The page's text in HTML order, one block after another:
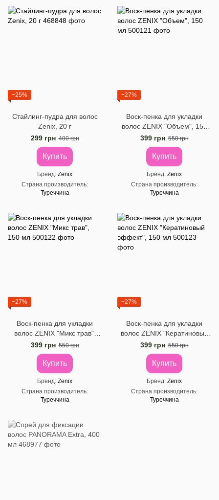
−25%
Стайлинг-пудра для волос
Zenix, 20 г
299 грн 400 грн
Купить
Бренд Zenix
Страна производитель
Туреччина
−27%
Воск-пенка для укладки
волос ZENIX "Объем", 150
мл
399 грн 550 грн
Купить
Бренд Zenix
Страна производитель
Туреччина
−27%
Воск-пенка для укладки
волос ZENIX "Микс трав",
150 мл
399 грн 550 грн
Купить
Бренд Zenix
Страна производитель
Туреччина
−27%
Воск-пенка для укладки
волос ZENIX "Кератиновый
эффект", 150 мл
399 грн 550 грн
Купить
Бренд Zenix
Страна производитель
Туреччина